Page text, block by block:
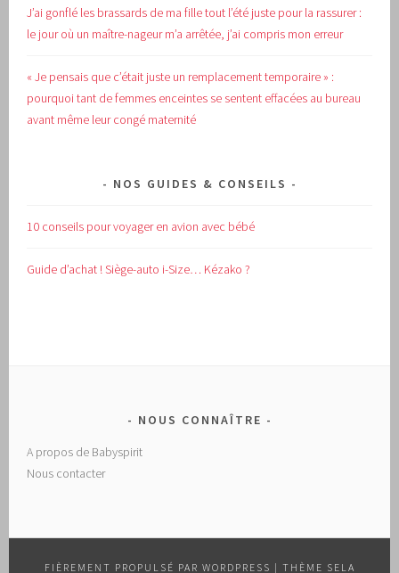
J’ai gonflé les brassards de ma fille tout l’été juste pour la rassurer :
le jour où un maître-nageur m’a arrêtée, j’ai compris mon erreur
« Je pensais que c’était juste un remplacement temporaire » :
pourquoi tant de femmes enceintes se sentent effacées au bureau
avant même leur congé maternité
NOS GUIDES & CONSEILS
10 conseils pour voyager en avion avec bébé
Guide d’achat !Siège-auto i-Size… Kézako ?
NOUS CONNAÎTRE
A propos de Babyspirit
Nous contacter
FIÈREMENT PROPULSÉ PAR WORDPRESS | THÈME SELA